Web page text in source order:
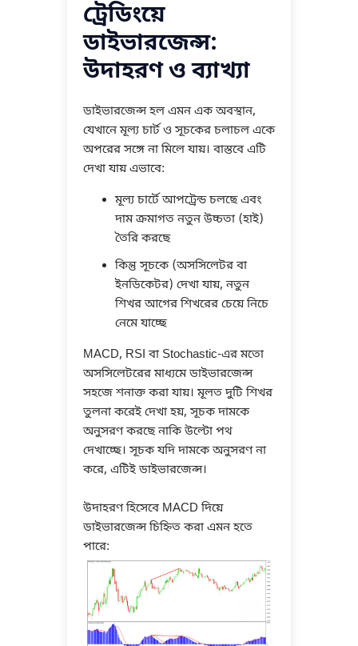
ট্রেডিংয়ে
ডাইভারজেন্স:
উদাহরণ ও ব্যাখ্যা
ডাইভারজেন্স হল এমন এক অবস্থান,
যেখানে মূল্য চার্ট ও সূচকের চলাচল একে
অপরের সঙ্গে না মিলে যায়। বাস্তবে এটি
দেখা যায় এভাবে:
মূল্য চার্টে আপট্রেন্ড চলছে এবং
দাম ক্রমাগত নতুন উচ্চতা (হাই)
তৈরি করছে
কিন্তু সূচকে (অসসিলেটর বা
ইনডিকেটর) দেখা যায়, নতুন
শিখর আগের শিখরের চেয়ে নিচে
নেমে যাচ্ছে
MACD, RSI বা Stochastic-এর মতো
অসসিলেটরের মাধ্যমে ডাইভারজেন্স
সহজে শনাক্ত করা যায়। মূলত দুটি শিখর
তুলনা করেই দেখা হয়, সূচক দামকে
অনুসরণ করছে নাকি উল্টো পথ
দেখাচ্ছে। সূচক যদি দামকে অনুসরণ না
করে, এটিই ডাইভারজেন্স।
উদাহরণ হিসেবে MACD দিয়ে
ডাইভারজেন্স চিহ্নিত করা এমন হতে
পারে: